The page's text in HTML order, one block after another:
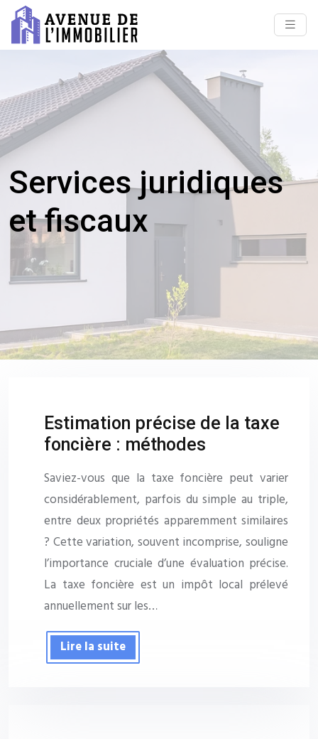
Services juridiques
et fiscaux
Estimation précise de la taxe
foncière : méthodes
Saviez-vous que la taxe foncière peut varier
considérablement, parfois du simple au triple,
entre deux propriétés apparemment similaires
? Cette variation, souvent incomprise, souligne
l’importance cruciale d’une évaluation précise.
La taxe foncière est un impôt local prélevé
annuellement sur les…
Lire la suite